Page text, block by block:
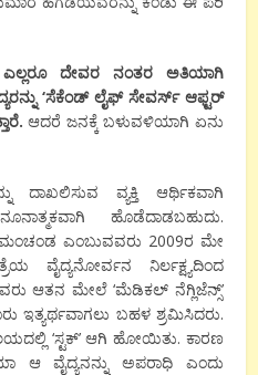
ದೇವರ ನಂತರ ಅತಿಯಾಗಿ
‘ಸೆಕೆಂಡ್ ಲೈಫ್ ಸೇವರ್ಸ್ ಆಫ್ಟರ್
ಆದರೆ ಜನಕ್ಕೆ ಬಳುವಳಿಯಾಗಿ ಏನು
ದಾಖಲಿಸುವ ವ್ಯಕ್ತಿ ಆರ್ಥಿಕವಾಗಿ
ಹೊಡೆದಾಡಬಹುದು.
ಎಂಬುವವರು 2009ರ ಮೇ
ವೈದ್ಯನೋರ್ವನ ನಿರ್ಲಕ್ಷ್ಯದಿಂದ
ಆತನ ಮೇಲೆ ‘ಮೆಡಿಕಲ್ ನೆಗ್ಲಿಜೆನ್ಸ್’
ಇತ್ಯರ್ಥವಾಗಲು ಬಹಳ ಶ್ರಮಿಸಿದರು.
‘ಸ್ಟಕ್’ ಆಗಿ ಹೋಯಿತು. ಕಾರಣ
ವೈದ್ಯನನ್ನು ಅಪರಾಧಿ ಎಂದು